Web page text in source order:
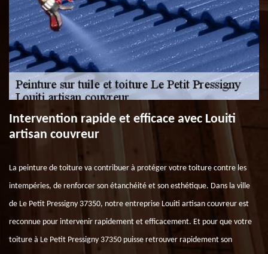
Intervention rapide et efficace avec Louiti
artisan couvreur
La peinture de toiture va contribuer à protéger votre toiture contre les
intempéries, de renforcer son étanchéité et son esthétique. Dans la ville
de Le Petit Pressigny 37350, notre entreprise Louiti artisan couvreur est
reconnue pour intervenir rapidement et efficacement. Et pour que votre
toiture à Le Petit Pressigny 37350 puisse retrouver rapidement son